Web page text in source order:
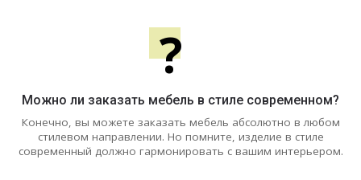
?
Можно ли заказать мебель в стиле современном?
Конечно, вы можете заказать мебель абсолютно в любом
стилевом направлении. Но помните, изделие в стиле
современный должно гармонировать с вашим интерьером.